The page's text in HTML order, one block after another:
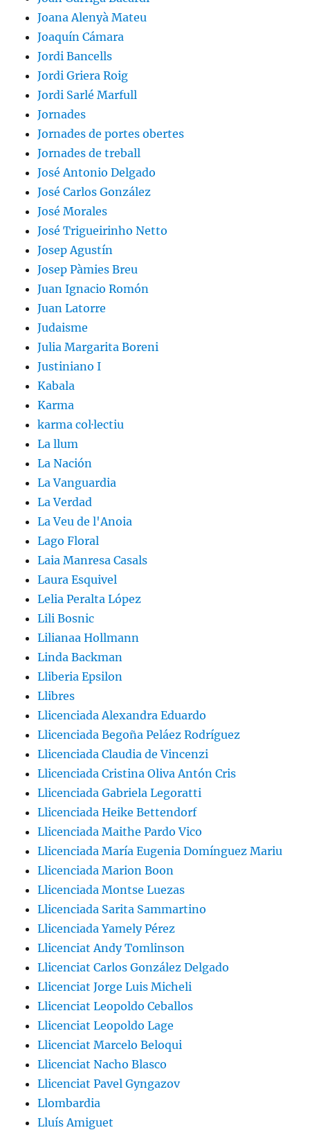
Joana Alenyà Mateu
Joaquín Cámara
Jordi Bancells
Jordi Griera Roig
Jordi Sarlé Marfull
Jornades
Jornades de portes obertes
Jornades de treball
José Antonio Delgado
José Carlos González
José Morales
José Trigueirinho Netto
Josep Agustín
Josep Pàmies Breu
Juan Ignacio Romón
Juan Latorre
Judaisme
Julia Margarita Boreni
Justiniano I
Kabala
Karma
karma col·lectiu
La llum
La Nación
La Vanguardia
La Verdad
La Veu de l'Anoia
Lago Floral
Laia Manresa Casals
Laura Esquivel
Lelia Peralta López
Lili Bosnic
Lilianaa Hollmann
Linda Backman
Lliberia Epsilon
Llibres
Llicenciada Alexandra Eduardo
Llicenciada Begoña Peláez Rodríguez
Llicenciada Claudia de Vincenzi
Llicenciada Cristina Oliva Antón Cris
Llicenciada Gabriela Legoratti
Llicenciada Heike Bettendorf
Llicenciada Maithe Pardo Vico
Llicenciada María Eugenia Domínguez Mariu
Llicenciada Marion Boon
Llicenciada Montse Luezas
Llicenciada Sarita Sammartino
Llicenciada Yamely Pérez
Llicenciat Andy Tomlinson
Llicenciat Carlos González Delgado
Llicenciat Jorge Luis Micheli
Llicenciat Leopoldo Ceballos
Llicenciat Leopoldo Lage
Llicenciat Marcelo Beloqui
Llicenciat Nacho Blasco
Llicenciat Pavel Gyngazov
Llombardia
Lluís Amiguet